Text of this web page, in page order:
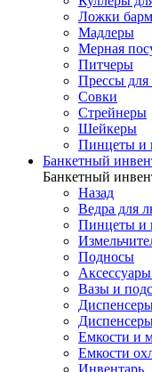
Ложки
Мадлеры
Мерная
Питчеры
Прессы
Совки
Стрейнеры
Шейкеры
Пинцеты
Банкетный
Банкетный
Назад
Ведра для
Пинцеты
Подносы
Вазы и
Емкости и
Емкости
Инвентарь